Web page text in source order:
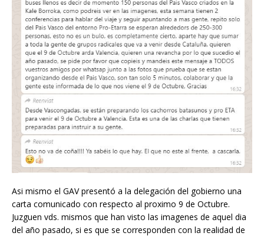
Asi mismo el GAV presentó a la delegación del gobierno una
carta comunicado con respecto al proximo 9 de Octubre.
Juzguen vds. mismos que han visto las imagenes de aquel dia
del año pasado, si es que se corresponden con la realidad de